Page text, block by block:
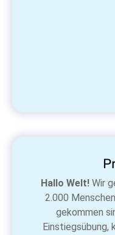
Hallo Welt!Wir
2.000
gekommen